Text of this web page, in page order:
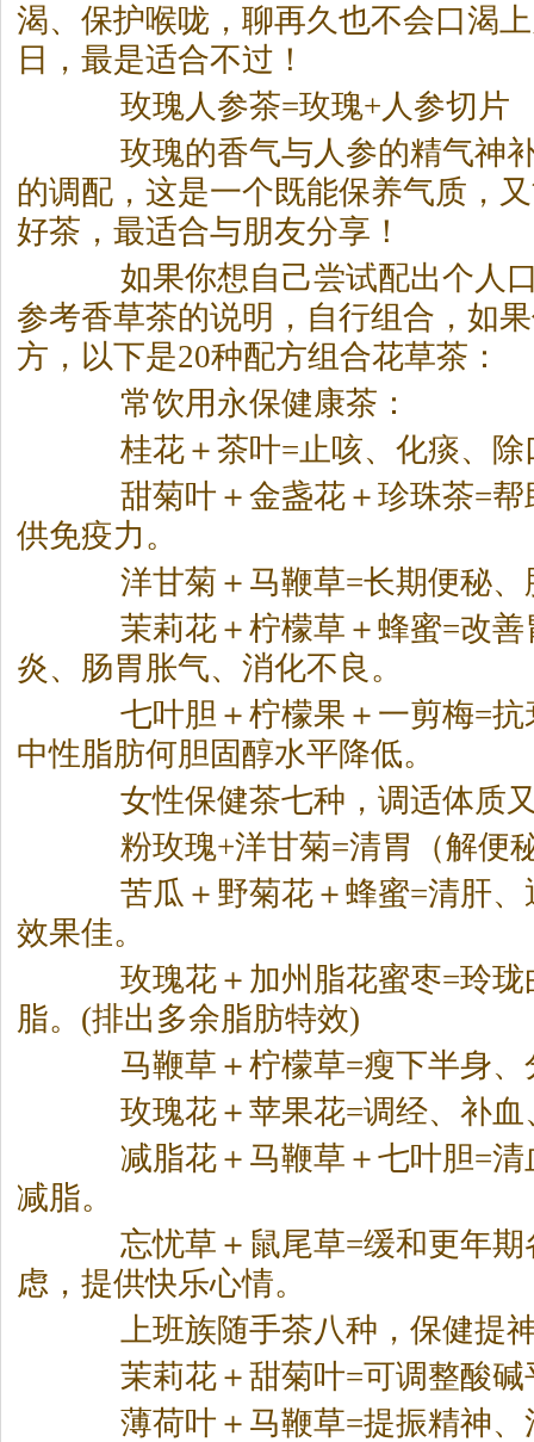
渴、保护喉咙，聊再久也不会口渴
日，最是适合不过！
玫瑰人参茶=玫瑰+人参切片
玫瑰的香气与人参的精气神补
的调配，这是一个既能保养气质，
好茶 ，最适合与朋友分享！
如果你想自己尝试配出个人
参考香草茶的说明，自行组合，如
方，以下是20种配方组合花草茶 ：
常饮用永保健康茶 ：
桂花＋ 茶叶=止咳、化痰、除
甜菊叶＋金盏花＋珍珠茶=帮
供免疫力。
洋甘菊＋马鞭草=长期便秘、
茉莉花＋柠檬草＋蜂蜜=改善
炎、肠胃胀气、消化不良。
七叶胆＋柠檬果＋一剪梅=抗
中性脂肪何胆固醇水平降低。
女性保健茶七种，调适体质
粉玫瑰+洋甘菊=清胃（解便
苦瓜＋野菊花＋蜂蜜=清肝、
效果佳。
玫瑰花＋加州脂花蜜枣=玲珑
脂。(排出多余脂肪特效)
马鞭草＋柠檬草=瘦下半身、
玫瑰花＋苹果花=调经、补血
减脂花＋马鞭草＋七叶胆=清
减脂。
忘忧草＋鼠尾草=缓和更年期
虑，提供快乐心情。
上班族随手茶八种，保健提
茉莉花＋甜菊叶=可调整酸碱
薄荷叶＋马鞭草=提振精神、